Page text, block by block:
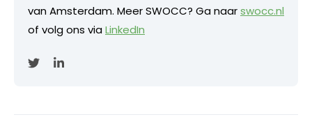
van Amsterdam. Meer SWOCC? Ga naarswocc.nl
of volg ons viaLinkedIn